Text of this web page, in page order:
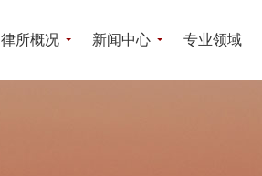
律所概况 新闻中心 专业领域